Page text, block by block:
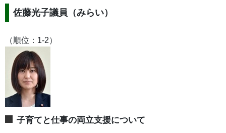
佐藤光子議員（みらい）
（順位：1-2）
子育てと仕事の両立支援について